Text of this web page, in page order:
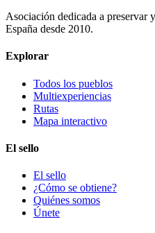
Asociación dedicada a preservar
España desde 2010.
Explorar
Todos los pueblos
Multiexperiencias
Rutas
Mapa interactivo
El sello
El sello
¿Cómo se obtiene?
Quiénes somos
Únete